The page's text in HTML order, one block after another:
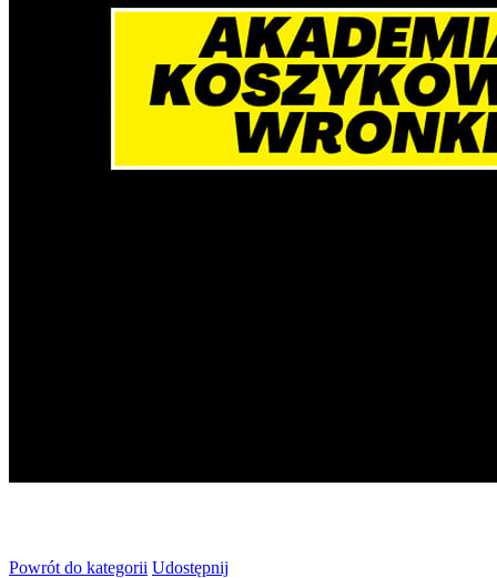
Powrót do kategorii Udostępnij